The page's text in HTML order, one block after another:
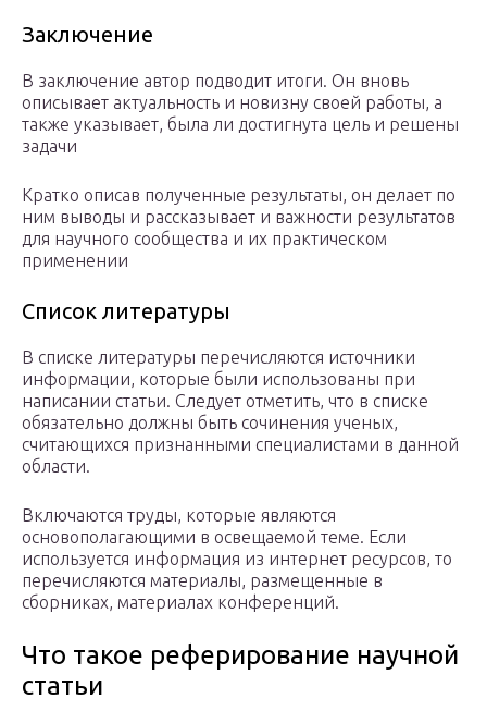
Заключение
В заключение автор подводит итоги. Он вновь
описывает актуальность и новизну своей работы, а
также указывает, была ли достигнута цель и решены
задачи
Кратко описав полученные результаты, он делает по
ним выводы и рассказывает и важности результатов
для научного сообщества и их практическом
применении
Список литературы
В списке литературы перечисляются источники
информации, которые были использованы при
написании статьи. Следует отметить, что в списке
обязательно должны быть сочинения ученых,
считающихся признанными специалистами в данной
области.
Включаются труды, которые являются
основополагающими в освещаемой теме. Если
используется информация из интернет ресурсов, то
перечисляются материалы, размещенные в
сборниках, материалах конференций.
Что такое реферирование научной
статьи